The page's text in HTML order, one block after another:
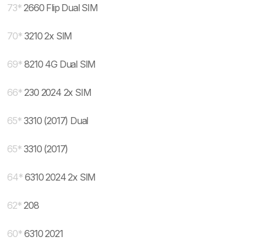
73* 2660 Flip Dual SIM
70* 3210 2x SIM
69* 8210 4G Dual SIM
66* 230 2024 2x SIM
65* 3310 (2017) Dual
65* 3310 (2017)
64* 6310 2024 2x SIM
62* 208
60* 6310 2021